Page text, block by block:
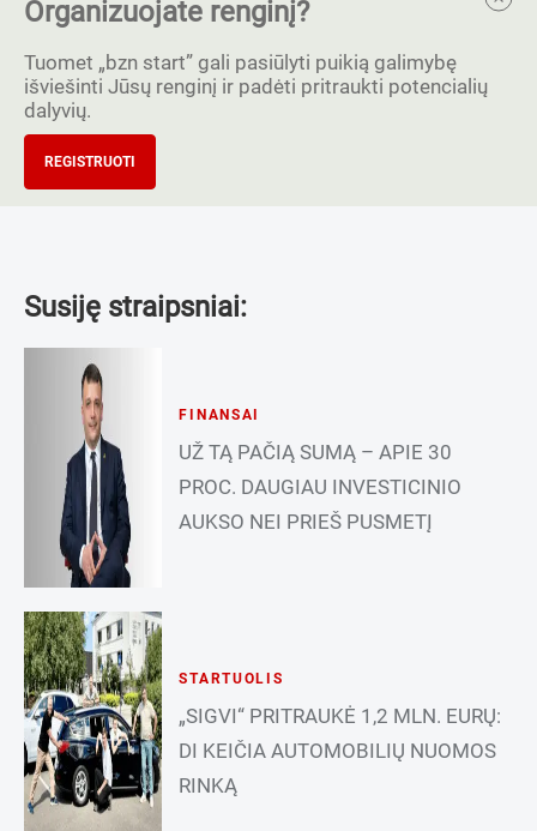
Organizuojate renginį?
Tuomet „bzn start” gali pasiūlyti puikią galimybę
išviešinti Jūsų renginį ir padėti pritraukti potencialių
dalyvių.
REGISTRUOTI
Susiję straipsniai:
FINANSAI
UŽ TĄ PAČIĄ SUMĄ – APIE 30
PROC. DAUGIAU INVESTICINIO
AUKSO NEI PRIEŠ PUSMETĮ
STARTUOLIS
„SIGVI“ PRITRAUKĖ 1,2 MLN. EURŲ:
DI KEIČIA AUTOMOBILIŲ NUOMOS
RINKĄ